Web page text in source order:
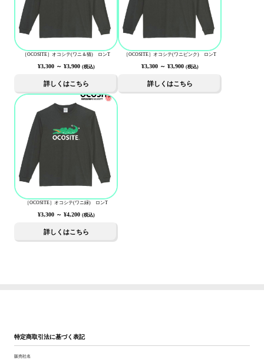
［OCOSITE］オコシテ(ワニ＆猫) ロンT
¥3,300 ～ ¥3,900 (税込)
詳しくはこちら
［OCOSITE］オコシテ(ワニピンク) ロンT
¥3,300 ～ ¥3,900 (税込)
詳しくはこちら
［OCOSITE］オコシテ(ワニ緑) ロンT
¥3,300 ～ ¥4,200 (税込)
詳しくはこちら
特定商取引法に基づく表記
販売社名